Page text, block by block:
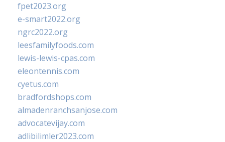
fpet2023.org
e-smart2022.org
ngrc2022.org
leesfamilyfoods.com
lewis-lewis-cpas.com
eleontennis.com
cyetus.com
bradfordshops.com
almadenranchsanjose.com
advocatevijay.com
adlibilimler2023.com